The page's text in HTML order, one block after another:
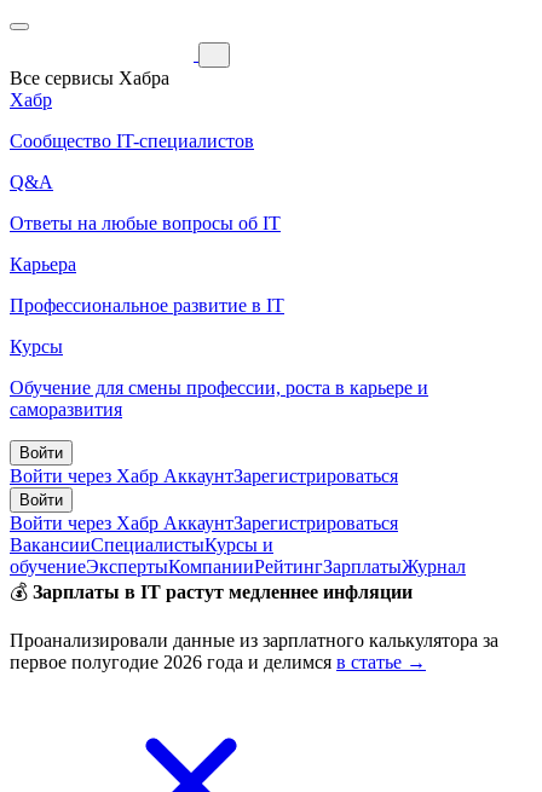
Все сервисы Хабра
Хабр
Сообщество IT-специалистов
Q&A
Ответы на любые вопросы об IT
Карьера
Профессиональное развитие в IT
Курсы
Обучение для смены профессии, роста в карьере и
саморазвития
Войти
Войти через Хабр АккаунтЗарегистрироваться
Войти
Войти через Хабр АккаунтЗарегистрироваться
ВакансииСпециалистыКурсы и
обучениеЭкспертыКомпанииРейтингЗарплатыЖурнал
💰 Зарплаты в IT растут медленнее инфляции
Проанализировали данные из зарплатного калькулятора за
первое полугодие 2026 года и делимся в статье →